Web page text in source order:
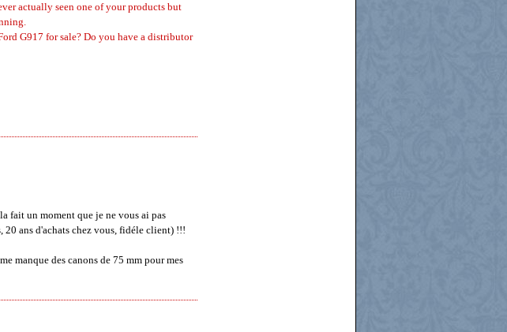
actually seen one of your products but
G917 for sale? Do you have a distributor
fait un moment que je ne vous ai pas
20 ans d'achats chez vous, fidéle client) !!!
manque des canons de 75 mm pour mes